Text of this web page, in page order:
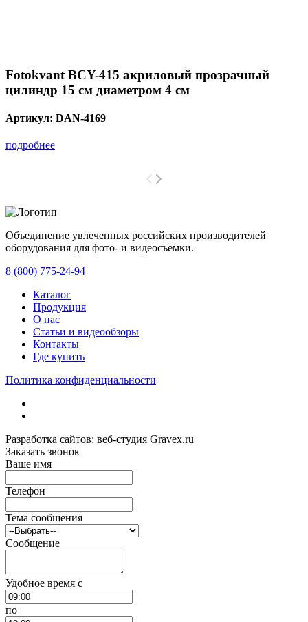
Fotokvant BCY-415 акриловый прозрачный
цилиндр 15 см диаметром 4 см
Артикул: DAN-4169
подробнее
Объединение увлеченных российских производителей
оборудования для фото- и видеосъемки.
8 (800) 775-24-94
Каталог
Продукция
О нас
Статьи и видеообзоры
Контакты
Где купить
Политика конфиденциальности
Разработка сайтов: веб-студия Gravex.ru
Заказать звонок
Ваше имя
Телефон
Тема сообщения
Сообщение
Удобное время c
по